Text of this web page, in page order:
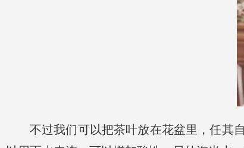
不过我们可以把茶叶放在花盆里，任其